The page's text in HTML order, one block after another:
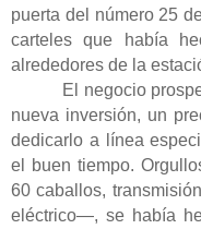
puerta del número 25
carteles que había
alrededores de la
El negocio
nueva inversión, un
dedicarlo a línea
el buen tiempo.
60 caballos,
eléctrico—, se había